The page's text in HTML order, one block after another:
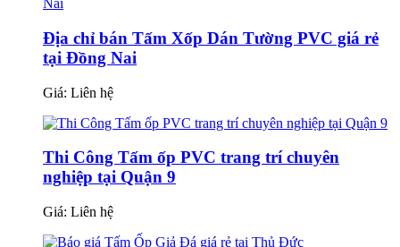
Địa chỉ bán Tấm Xốp Dán Tường PVC giá rẻ
tại Đồng Nai
Giá: Liên hệ
Thi Công Tấm ốp PVC trang trí chuyên
nghiệp tại Quận 9
Giá: Liên hệ